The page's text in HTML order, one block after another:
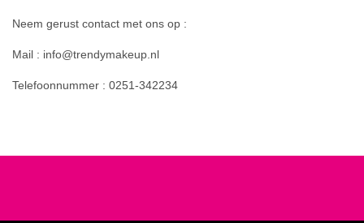
Neem gerust contact met ons op :
Mail : info@trendymakeup.nl
Telefoonnummer : 0251-342234